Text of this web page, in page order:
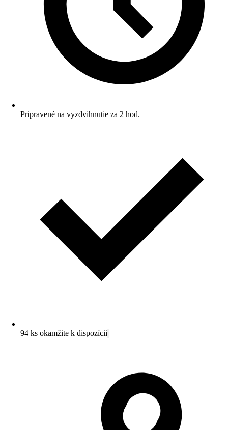
Pripravené na vyzdvihnutie za 2 hod.
94 ks okamžite k dispozícii